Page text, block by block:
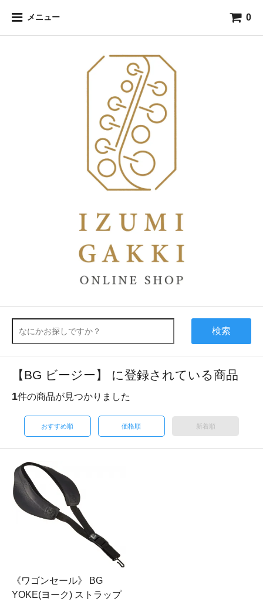
メニュー 0
検索
【BG ビージー】 に登録されている商品
1件の商品が見つかりました
おすすめ順 価格順 新着順
《ワゴンセール》 BG
YOKE(ヨーク) ストラップ